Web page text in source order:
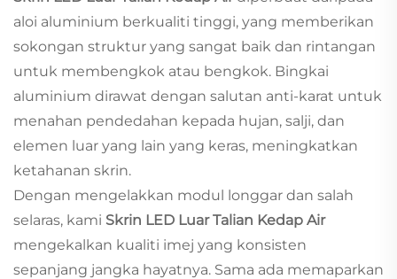
aloi aluminium berkualiti tinggi, yang memberikan
sokongan struktur yang sangat baik dan rintangan
untuk membengkok atau bengkok. Bingkai
aluminium dirawat dengan salutan anti-karat untuk
menahan pendedahan kepada hujan, salji, dan
elemen luar yang lain yang keras, meningkatkan
ketahanan skrin.
Dengan mengelakkan modul longgar dan salah
selaras, kami Skrin LED Luar Talian Kedap Air
mengekalkan kualiti imej yang konsisten
sepanjang jangka hayatnya. Sama ada memaparkan